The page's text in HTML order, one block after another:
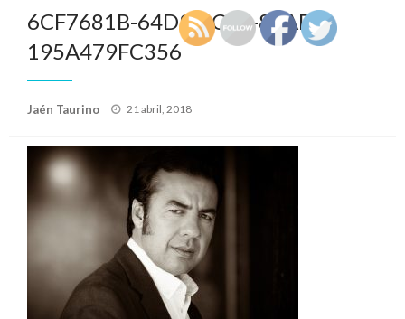
6CF7681B-64D9-4C41-82AD-
195A479FC356
Jaén Taurino
Publicado
21 abril, 2018